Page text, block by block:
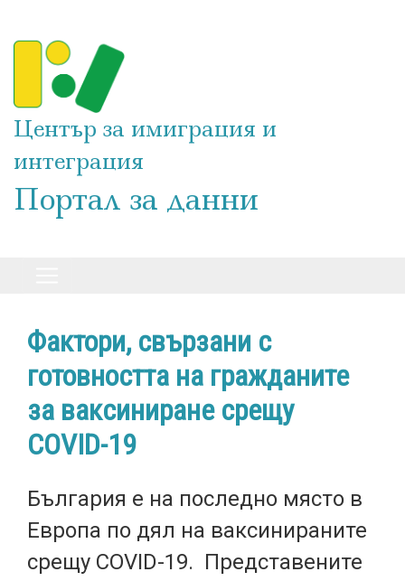
Център за имиграция и
интеграция
Портал за данни
Фактори, свързани с
готовността на гражданите
за ваксиниране срещу
COVID-19
​​​​​България е на последно място в
Европа по дял на ваксинираните
срещу COVID-19. Представените